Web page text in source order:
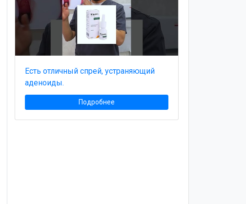
Есть отличный спрей, устраняющий
аденоиды.
Подробнее